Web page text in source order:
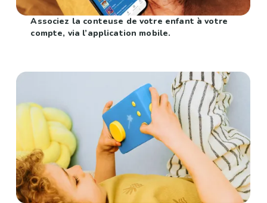
Associez la conteuse de votre enfant à votre
compte, via l’application mobile.